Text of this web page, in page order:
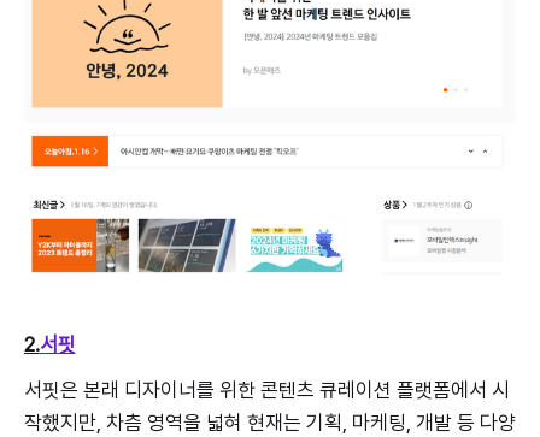
2.서핏
서핏은 본래 디자이너를 위한 콘텐츠 큐레이션 플랫폼에서 시
작했지만, 차츰 영역을 넓혀 현재는 기획, 마케팅, 개발 등 다양